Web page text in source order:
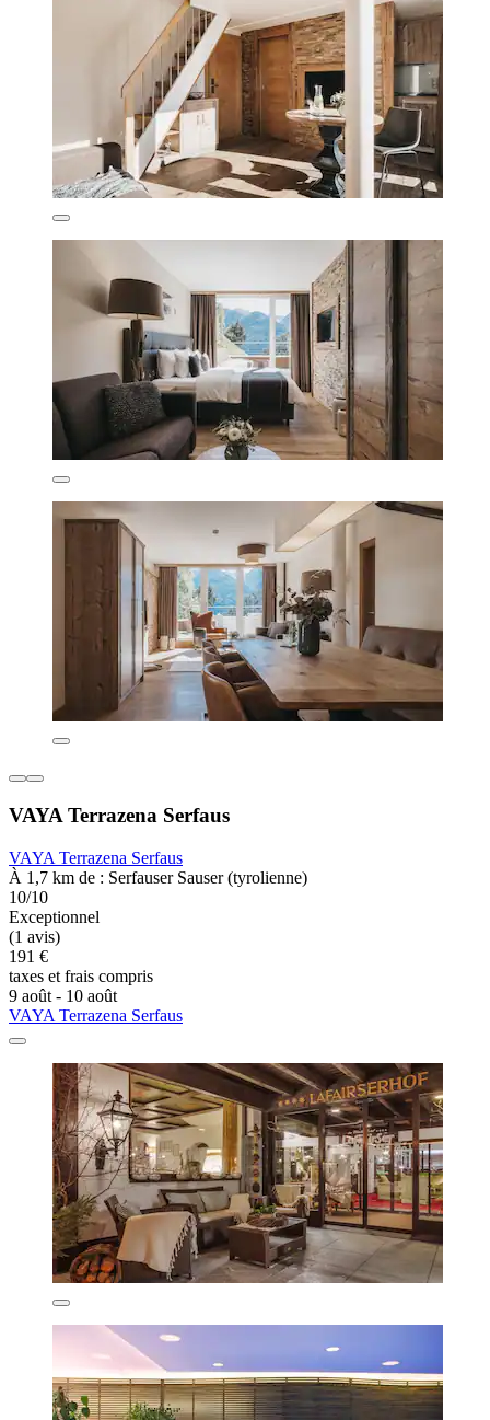
VAYA Terrazena Serfaus
VAYA Terrazena Serfaus
À 1,7 km de : Serfauser Sauser (tyrolienne)
10/10
Exceptionnel
(1 avis)
191 €
taxes et frais compris
9 août - 10 août
VAYA Terrazena Serfaus